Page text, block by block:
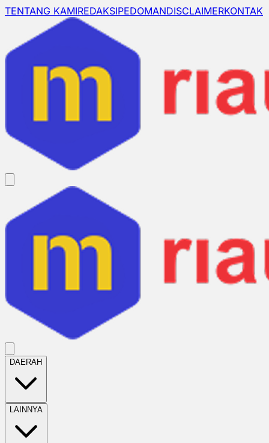
TENTANG KAMIREDAKSIPEDOMANDISCLAIMERKONTAK
DAERAH
LAINNYA